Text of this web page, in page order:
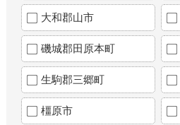
大和郡山市
磯城郡田原本町
生駒郡三郷町
橿原市